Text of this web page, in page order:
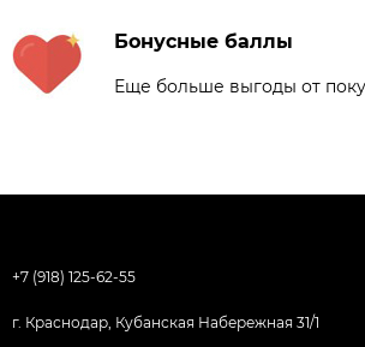
Бонусные баллы
Еще больше выгоды от
+7 (918) 125-62-55
г. Краснодар, Кубанская Набережная 31/1